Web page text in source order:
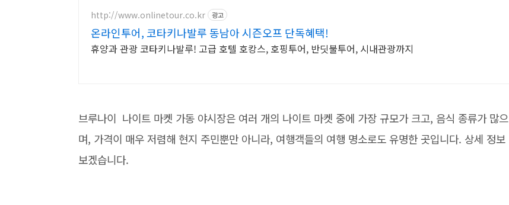
http://www.onlinetour.co.kr 광고
온라인투어, 코타키나발루 동남아 시즌오프 단독혜택!
휴양과 관광 코타키나발루! 고급 호텔 호캉스, 호핑투어, 반딧불투어, 시내관광까지
브루나이 나이트 마켓 가동 야시장은 여러 개의 나이트 마켓 중에 가장 규모가 크고, 음식 종류가 많으
며, 가격이 매우 저렴해 현지 주민뿐만 아니라, 여행객들의 여행 명소로도 유명한 곳입니다. 상세 정보
보겠습니다.